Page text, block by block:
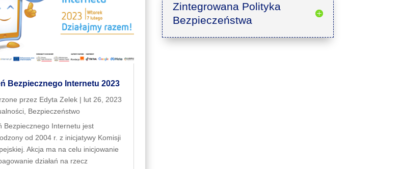
Bezpiecznego Internetu 2023
przez Edyta Zelek| lut 26, 2023
, Bezpieczeństwo
Bezpiecznego Internetu jest
od 2004 r. z inicjatywy Komisji
Akcja ma na celu inicjowanie
działań na rzecz
Zintegrowana Polityka
Bezpieczeństwa